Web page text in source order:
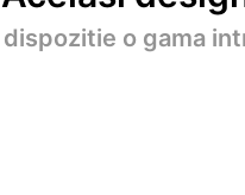
o gama